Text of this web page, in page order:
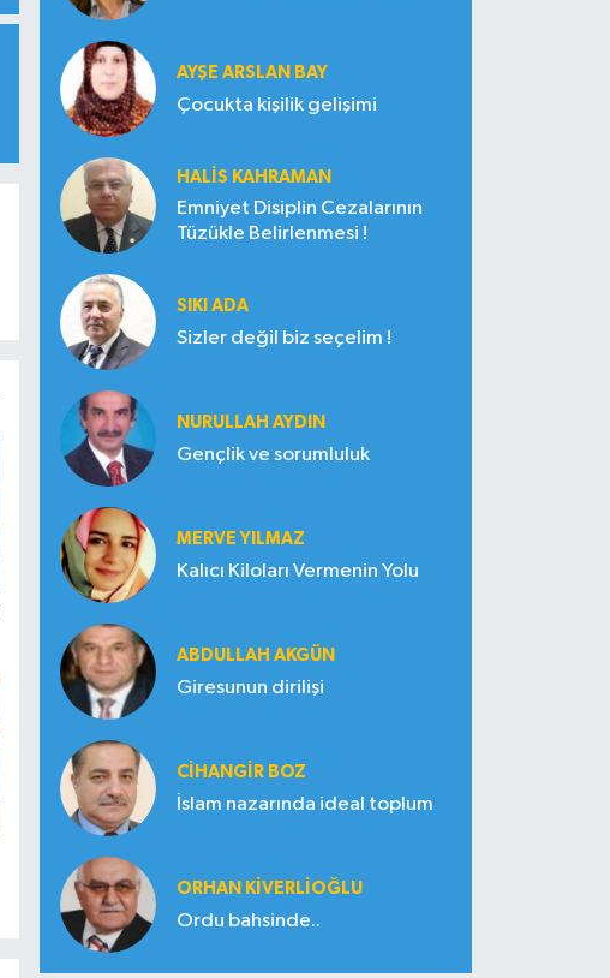
AYŞE ARSLAN BAY
Çocukta kişilik gelişimi
HALIS KAHRAMAN
Emniyet Disiplin Cezalarının
Tüzükle Belirlenmesi !
SIKI ADA
Sizler değil biz seçelim !
NURULLAH AYDIN
Gençlik ve sorumluluk
MERVE YILMAZ
Kalıcı Kiloları Vermenin Yolu
ABDULLAH AKGÜN
Giresunun dirilişi
CIHANGIR BOZ
İslam nazarında ideal toplum
ORHAN KIVERLIOĞLU
Ordu bahsinde..